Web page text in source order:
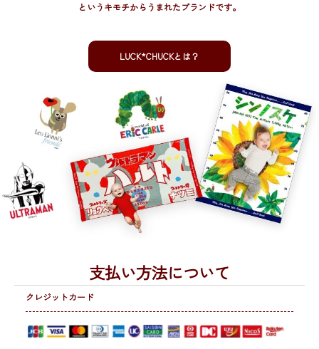
というキモチからうまれたブランドです。
LUCK*CHUCKとは？
支払い方法について
クレジットカード